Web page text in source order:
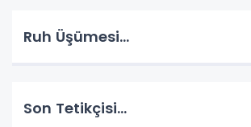
Ruh Üşümesi…
Son Tetikçisi…